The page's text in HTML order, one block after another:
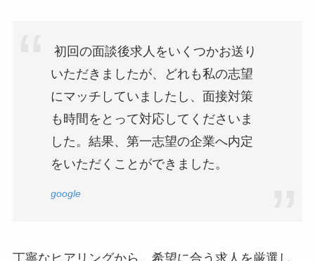
初回の面談後求人をいくつかお送り
いただきましたが、どれも私の志望
にマッチしていましたし、面接対策
も時間をとって対応してくださいま
した。結果、第一志望の企業へ内定
をいただくことができました。
google